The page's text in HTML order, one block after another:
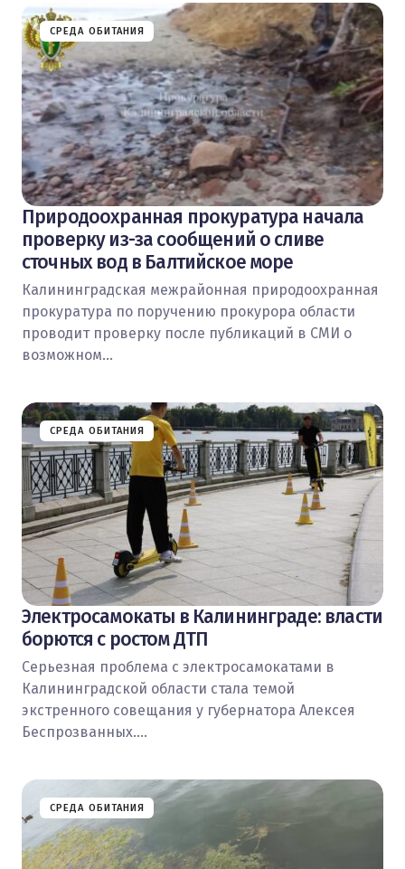
СРЕДА ОБИТАНИЯ
Природоохранная прокуратура начала
проверку из-за сообщений о сливе
сточных вод в Балтийское море
Калининградская межрайонная природоохранная
прокуратура по поручению прокурора области
проводит проверку после публикаций в СМИ о
возможном…
СРЕДА ОБИТАНИЯ
Электросамокаты в Калининграде: власти
борются с ростом ДТП
Серьезная проблема с электросамокатами в
Калининградской области стала темой
экстренного совещания у губернатора Алексея
Беспрозванных.…
СРЕДА ОБИТАНИЯ